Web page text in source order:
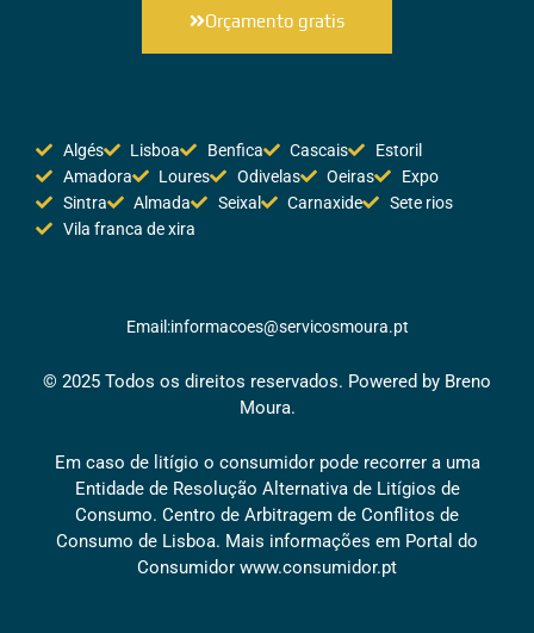
Orçamento gratis
Algés Lisboa Benfica Cascais
Estoril
Amadora
Loures Odivelas Oeiras
Expo
Sintra
Almada Seixal Carnaxide
Sete rios
Vila franca de xira
Email:informacoes@servicosmoura.pt
© 2025 Todos os direitos reservados. Powered by Breno
Moura.
Em caso de litígio o consumidor pode recorrer a uma
Entidade de Resolução Alternativa de Litígios de
Consumo. Centro de Arbitragem de Conflitos de
Consumo de Lisboa. Mais informações em Portal do
Consumidor www.consumidor.pt